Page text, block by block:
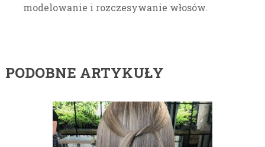
modelowanie i rozczesywanie włosów.
PODOBNE ARTYKUŁY